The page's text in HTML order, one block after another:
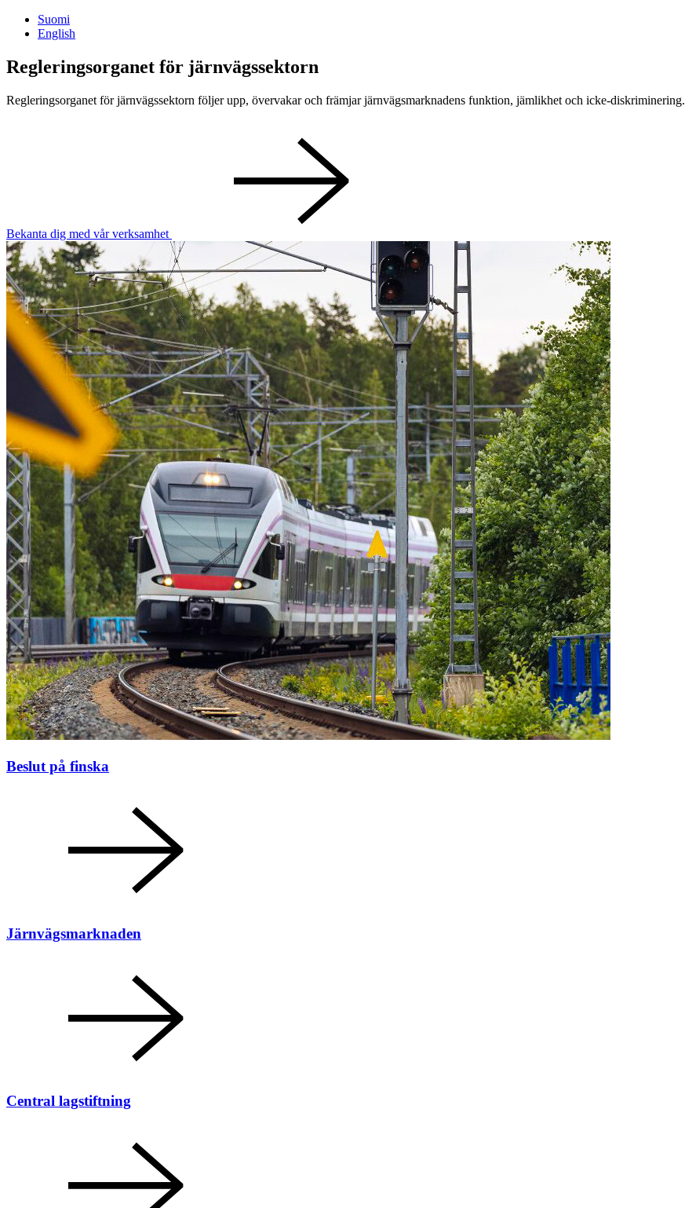
Suomi
English
Regleringsorganet för järnvägssektorn
Regleringsorganet för järnvägssektorn följer upp, övervakar och främjar järnvägsmarknadens funktion, jämlikhet och icke-diskriminering.
Bekanta dig med vår verksamhet
Beslut på finska
Järnvägsmarknaden
Central lagstiftning